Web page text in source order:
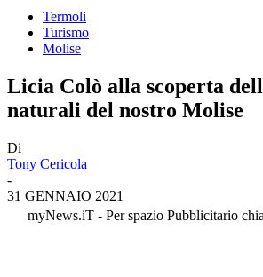
Termoli
Turismo
Molise
Licia Colò alla scoperta
naturali del nostro Molise
Di
Tony Cericola
-
31 GENNAIO 2021
myNews.iT - Per spazio Pubblicitario